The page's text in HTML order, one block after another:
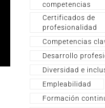
competencias
Certificados de
profesionalidad
Competencias
Desarrollo
Diversidad e
Empleabilidad
Formación